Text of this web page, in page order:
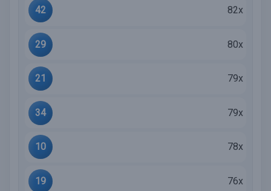
42 82x
29 80x
21 79x
34 79x
10 78x
19 76x